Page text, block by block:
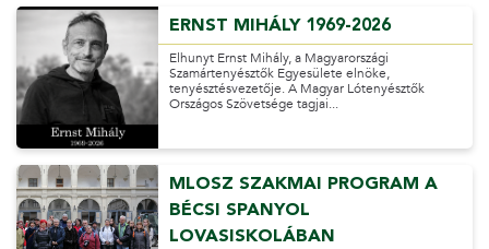
ERNST MIHÁLY 1969-2026
Elhunyt Ernst Mihály, a Magyarországi
Szamártenyésztők Egyesülete elnöke,
tenyésztésvezetője. A Magyar Lótenyésztők
Országos Szövetsége tagjai...
MLOSZ SZAKMAI PROGRAM A
BÉCSI SPANYOL
LOVASISKOLÁBAN